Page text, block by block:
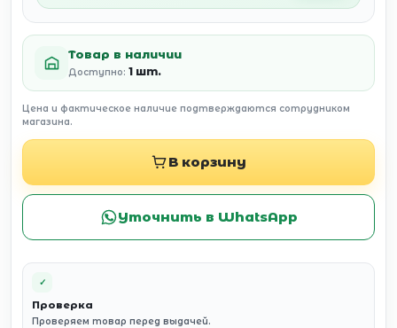
Товар в наличии
Доступно: 1 шт.
Цена и фактическое наличие подтверждаются сотрудником
магазина.
В корзину
Уточнить в WhatsApp
✓
Проверка
Проверяем товар перед выдачей.